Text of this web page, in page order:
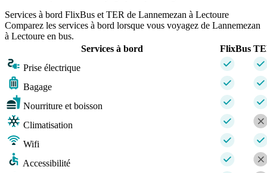
Services à bord FlixBus et TER de Lannemezan à Lectoure
Comparez les services à bord lorsque vous voyagez de Lannemezan
à Lectoure en bus.
Services à bord
FlixBus
Prise électrique
Bagage
Nourriture et boisson
Climatisation
Wifi
Accessibilité